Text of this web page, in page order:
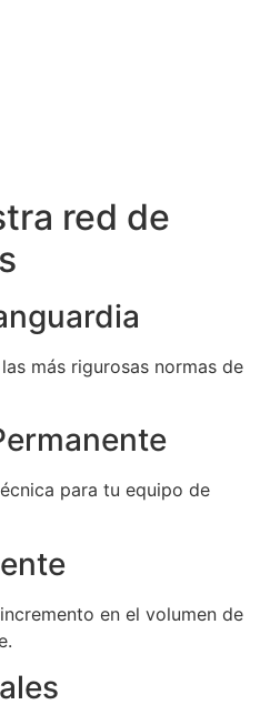
red de
más rigurosas normas de
para tu equipo de
en el volumen de